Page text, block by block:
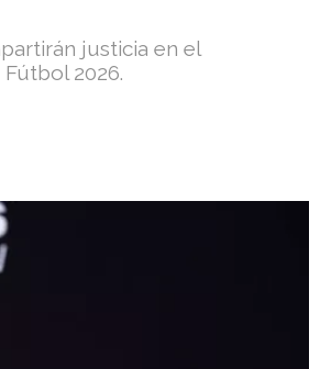
justicia en el
2026.